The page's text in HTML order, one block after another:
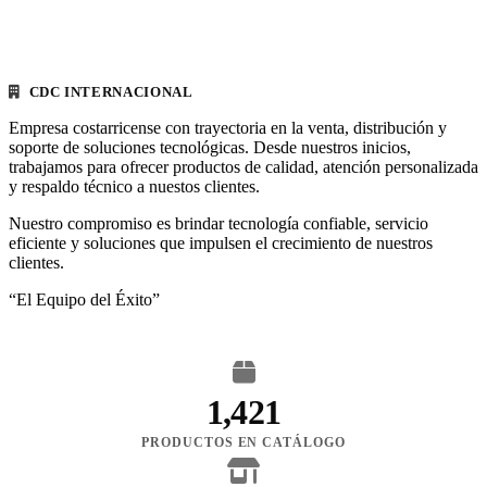
CDC INTERNACIONAL
Empresa costarricense con trayectoria en la venta, distribución y
soporte de soluciones tecnológicas. Desde nuestros inicios,
trabajamos para ofrecer productos de calidad, atención personalizada
y respaldo técnico a nuestos clientes.
Nuestro compromiso es brindar tecnología confiable, servicio
eficiente y soluciones que impulsen el crecimiento de nuestros
clientes.
“El Equipo del Éxito”
1,421
PRODUCTOS EN CATÁLOGO